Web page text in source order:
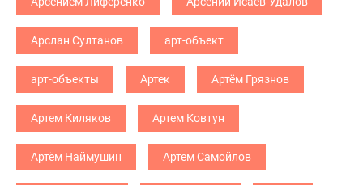
Арслан Султанов арт-объект
арт-объекты Артек Артём Грязнов
Артем Киляков Артем Ковтун
Артём Наймушин Артем Самойлов